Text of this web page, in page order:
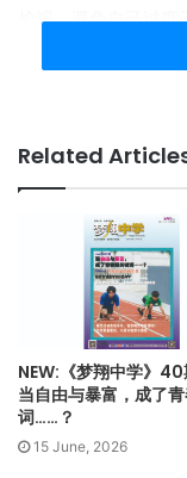
检视，避免自己过
母该以陪伴的姿态
二、解除对分数的迷思
的差别，分数的高
班上最高分和最低
孩子的表现处于什
最高分是80分，最
三、同理和肯定孩子
Related
NEW:《梦翔中学》
当自由与暴富，成了
词……？
15 June, 2026